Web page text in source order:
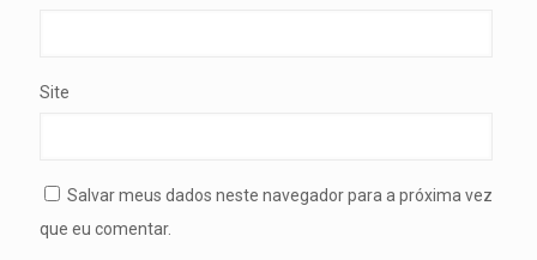
Site
Salvar meus dados neste navegador para a próxima vez
que eu comentar.